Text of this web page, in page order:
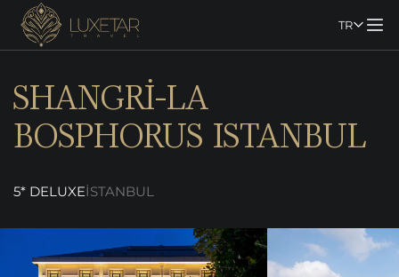
TR
SHANGRİ-LA
BOSPHORUS ISTANBUL
5* DELUXEİSTANBUL